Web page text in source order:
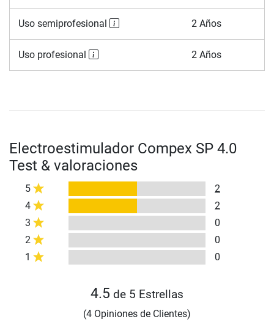
Uso semiprofesional 2 Años
Uso profesional 2 Años
Electroestimulador Compex SP 4.0
Test & valoraciones
5
2
4
2
3
0
2
0
1
0
4.5 de 5 Estrellas
(4 Opiniones de Clientes)